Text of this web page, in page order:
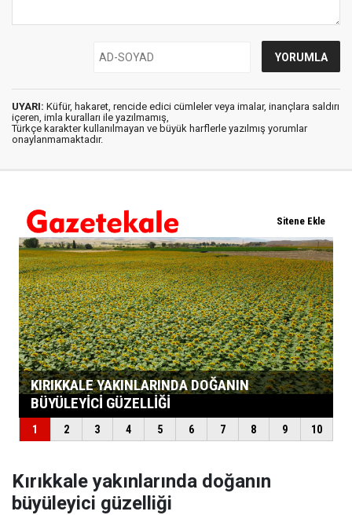
UYARI: Küfür, hakaret, rencide edici cümleler veya imalar, inançlara saldırı
içeren, imla kuralları ile yazılmamış,
Türkçe karakter kullanılmayan ve büyük harflerle yazılmış yorumlar
onaylanmamaktadır.
Kırıkkale yakınlarında doğanın
büyüleyici güzelliği